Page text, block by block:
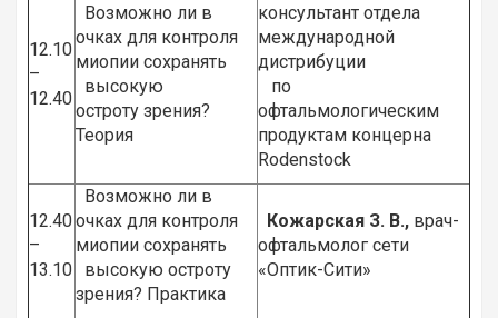
12.10
–
12.40
Возможно ли в
очках для контроля
миопии сохранять
высокую
остроту зрения?
Теория
консультант отдела
международной
дистрибуции
по
офтальмологическим
продуктам концерна
Rodenstock
12.40
–
13.10
Возможно ли в
очках для контроля
миопии сохранять
высокую остроту
зрения? Практика
Кожарская З. В., врач-
офтальмолог сети
«Оптик-Сити»